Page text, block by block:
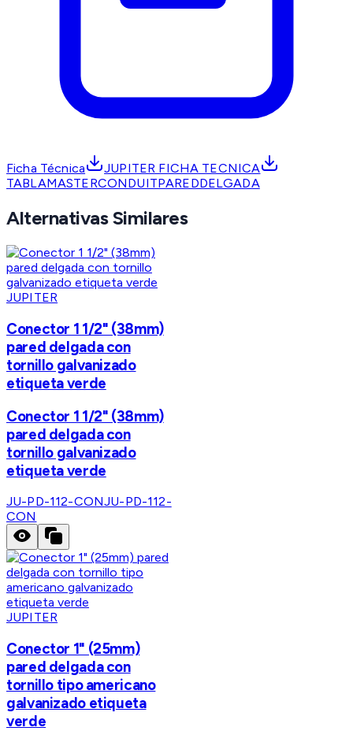
Ficha Técnica
JUPITER FICHA TECNICA
TABLAMASTERCONDUITPAREDDELGADA
Alternativas Similares
JUPITER
Conector 1 1/2" (38mm)
pared delgada con
tornillo galvanizado
etiqueta verde
Conector 1 1/2" (38mm)
pared delgada con
tornillo galvanizado
etiqueta verde
JU-PD-112-CONJU-PD-112-
CON
JUPITER
Conector 1" (25mm)
pared delgada con
tornillo tipo americano
galvanizado etiqueta
verde